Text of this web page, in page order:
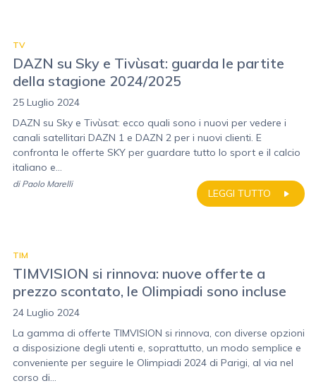
TV
DAZN su Sky e Tivùsat: guarda le partite
della stagione 2024/2025
25 Luglio 2024
DAZN su Sky e Tivùsat: ecco quali sono i nuovi per vedere i
canali satellitari DAZN 1 e DAZN 2 per i nuovi clienti. E
confronta le offerte SKY per guardare tutto lo sport e il calcio
italiano e...
LEGGI TUTTO
di Paolo Marelli
TIM
TIMVISION si rinnova: nuove offerte a
prezzo scontato, le Olimpiadi sono incluse
24 Luglio 2024
La gamma di offerte TIMVISION si rinnova, con diverse opzioni
a disposizione degli utenti e, soprattutto, un modo semplice e
conveniente per seguire le Olimpiadi 2024 di Parigi, al via nel
corso di...